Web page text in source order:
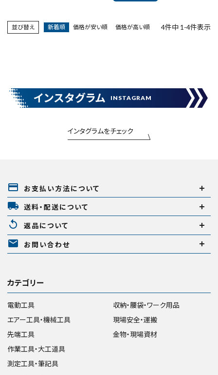
円 ～
リセット
並び替え 新着順 価格が安い順 価格が高い順 4件中 1 -4件表示
インスタグラム INSTAGRAM
インタグラムをチェック
payment お支払い方法について
local_shipping 送料・配送について
replay 返品について
mail お問い合わせ
カテゴリー
電動工具
エアー工具・機械工具
先端工具
作業工具・大工道具
測定工具・筆記具
収納・腰袋・ワーク用品
現場安全・運搬
金物・現場資材